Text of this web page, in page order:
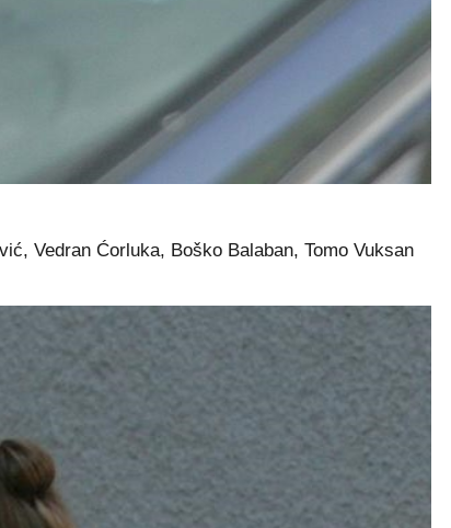
Vedran Ćorluka, Boško Balaban, Tomo Vuksan